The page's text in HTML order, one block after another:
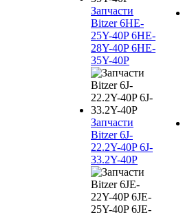
Запчасти
Bitzer 6HE-
25Y-40P 6HE-
28Y-40P 6HE-
35Y-40P
Запчасти
Bitzer 6J-
22.2Y-40P 6J-
33.2Y-40P